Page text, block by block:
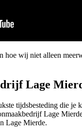
hoe wij niet alleen
Lage
tijdsbesteding die
Lage
Lage Mierde.